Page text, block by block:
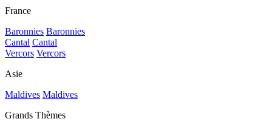
France
Baronnies Baronnies
Cantal Cantal
Vercors Vercors
Asie
Maldives Maldives
Grands Thèmes